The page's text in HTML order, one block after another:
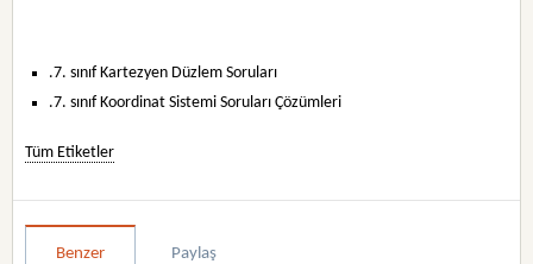
.7. sınıf Kartezyen Düzlem Soruları
.7. sınıf Koordinat Sistemi Soruları Çözümleri
Tüm Etiketler
Benzer Paylaş